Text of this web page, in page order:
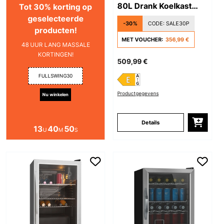
Tot 30% korting op
geselecteerde
producten!
48 UUR LANG MASSALE
KORTINGEN!
FULLSWING30
Nu winkelen
13U 40M 49S
80L Drank Koelkast
met Glazen Deur Zwart
-30% CODE: SALE30P
MET VOUCHER: 356,99 €
509,99 €
Productgegevens
Details